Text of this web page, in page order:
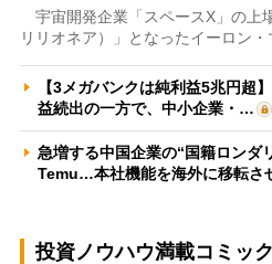
宇宙開発企業「スペースX」の上
リリオネア）」となったイーロン・
【3メガバンクは純利益5兆円超
益続出の一方で、中小企業・…
急増する中国企業の“国籍ロン
Temu…本社機能を海外に移転さ
投資ノウハウ満載コミッ